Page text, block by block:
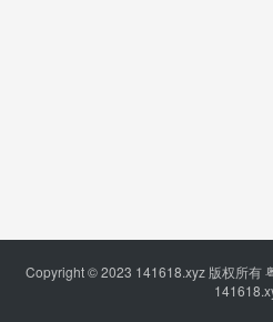
Copyright © 2023 141618.xyz版权所有